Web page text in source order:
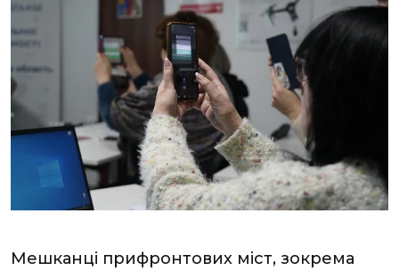
Мешканці прифронтових міст, зокрема